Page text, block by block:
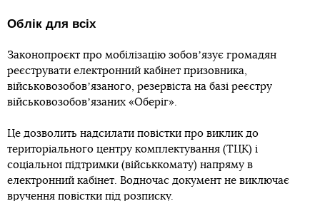
Облік для всіх
Законопроєкт про мобілізацію зобовʼязує громадян
реєструвати електронний кабінет призовника,
військовозобовʼязаного, резервіста на базі реєстру
військовозобовʼязаних «Оберіг».
Це дозволить надсилати повістки про виклик до
територіального центру комплектування (ТЦК) і
соціальної підтримки (військкомату) напряму в
електронний кабінет. Водночас документ не виключає
вручення повістки під розписку.